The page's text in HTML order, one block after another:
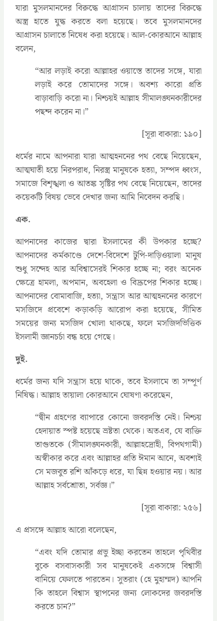
যারা মুসলমানদের বিরুদ্ধে আগ্রাসন চালায় তাদের বিরুদ্ধে
অস্ত্র হাতে যুদ্ধ করতে বলা হয়েছে। তবে মুসলমানদের
আগ্রাসন চালাতে নিষেধ করা হয়েছে। আল-কোরআনে আল্লাহ
বলেন,
‍“আর লড়াই করো আল্লাহর ওয়াস্তে তাদের সঙ্গে, যারা
লড়াই করে তোমাদের সঙ্গে। অবশ্য কারো প্রতি
বাড়াবাড়ি করো না। নিশ্চয়ই আল্লাহ সীমালঙ্ঘনকারীদের
পছন্দ করেন না।”
[সূরা বাকারা: ১৯০]
ধর্মের নামে আপনারা যারা আত্মহননের পথ বেছে নিয়েছেন,
আত্মঘাতী হয়ে নিরপরাধ, নিরস্ত্র মানুষকে হত্যা, সম্পদ ধ্বংস,
সমাজে বিশৃঙ্খলা ও আতঙ্ক সৃষ্টির পথ বেছে নিয়েছেন, তাদের
কয়েকটি বিষয় ভেবে দেখার জন্য আমি নিবেদন করছি।
এক.
আপনাদের কাজের দ্বারা ইসলামের কী উপকার হচ্ছে?
আপনাদের কর্মকাণ্ডে দেশে-বিদেশে টুপি-দাড়িওয়ালা মানুষ
শুধু সন্দেহ আর অবিশ্বাসেরই শিকার হচ্ছে না; বরং অনেক
ক্ষেত্রে হামলা, অপমান, অবহেলা ও বিদ্রূপের শিকার হচ্ছে।
আপনাদের বোমাবাজি, হত্যা, সন্ত্রাস আর আত্মহননের কারণে
মসজিদে প্রবেশে কড়াকড়ি আরোপ করা হয়েছে, সীমিত
সময়ের জন্য মসজিদ খোলা থাকছে, ফলে মসজিদভিত্তিক
ইসলামী জ্ঞানচর্চা বন্ধ হয়ে গেছে।
দুই.
ধর্মের জন্য যদি সন্ত্রাস হয়ে থাকে, তবে ইসলামে তা সম্পূর্ণ
নিষিদ্ধ। আল্লাহ তায়ালা কোরআনে ঘোষণা করেছেন,
‍“দ্বীন গ্রহণের ব্যাপারে কোনো জবরদস্তি নেই। নিশ্চয়
হেদায়াত স্পষ্ট হয়েছে ভ্রষ্টতা থেকে। অতএব, যে ব্যক্তি
তাগুতকে (সীমালঙ্ঘনকারী, আল্লাহদ্রোহী, বিপথগামী)
অস্বীকার করে এবং আল্লাহর প্রতি ঈমান আনে, অবশ্যই
সে মজবুত রশি আঁকড়ে ধরে, যা ছিন্ন হওয়ার নয়। আর
আল্লাহ সর্বশ্রোতা, সর্বজ্ঞ।”
[সূরা বাকারা: ২৫৬]
এ প্রসঙ্গে আল্লাহ আরো বলেছেন,
‍“এবং যদি তোমার প্রভু ইচ্ছা করতেন তাহলে পৃথিবীর
বুকে বসবাসকারী সব মানুষকেই একসঙ্গে বিশ্বাসী
বানিয়ে ফেলতে পারতেন। সুতরাং (হে মুহাম্মদ) আপনি
কি তাহলে বিশ্বাস স্থাপনের জন্য লোকদের জবরদস্তি
করতে চান?”